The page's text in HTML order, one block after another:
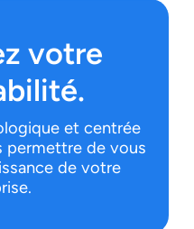
votre
et centrée
permettre de vous
de votre